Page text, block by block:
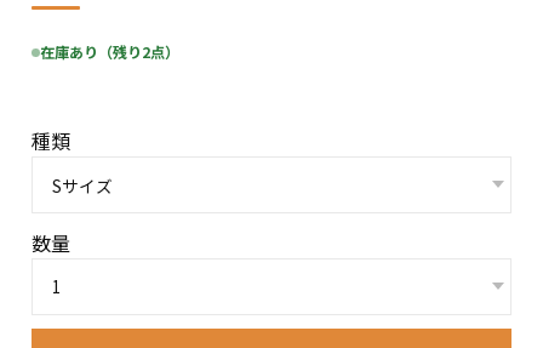
在庫あり（残り2点）
種類
数量